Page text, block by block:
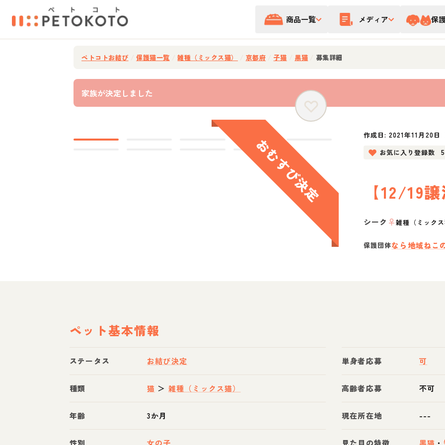
商品一覧 メディア 保
ペトコトお結び 保護猫一覧 雑種（ミックス猫） 京都府 子猫 黒猫 募集詳細
家族が決定しました
作成日:2021年11月20日
お気に入り登録数
【12/19譲
シーク ♀雑種（ミックス
保護団体なら地域ねこ
ペット基本情報
ステータス お結び決定
種類 猫 ＞ 雑種（ミックス猫）
年齢 3か月
性別 女の子
単身者応募 可
高齢者応募 不可
現在所在地 ---
見た目の特徴 黒猫 ・